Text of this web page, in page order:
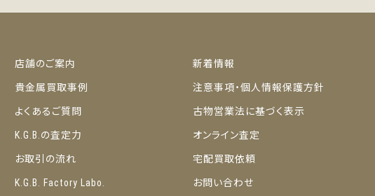
店舗のご案内
貴金属買取事例
よくあるご質問
K.G.B.の査定力
お取引の流れ
K.G.B. Factory Labo.
新着情報
注意事項・個人情報保護方針
古物営業法に基づく表示
オンライン査定
宅配買取依頼
お問い合わせ